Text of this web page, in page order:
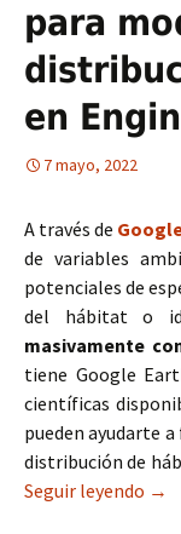
para
en
7 mayo, 2022
A través de
de variables
potenciales de
del hábitat o
masivamente
tiene Google
científicas
pueden ayudarte
distribución de
Seguir leyendo →